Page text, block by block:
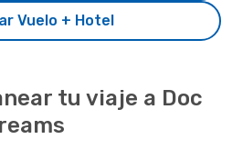
Vuelo + Hotel
tu viaje a Doc